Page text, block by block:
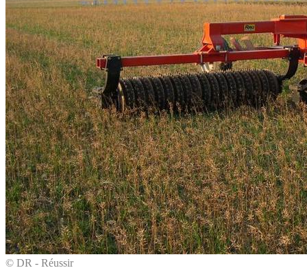
© DR - Réussir